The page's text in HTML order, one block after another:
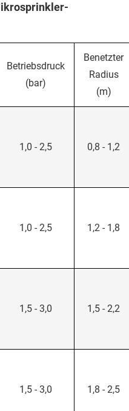
Betriebsdruck
(bar)
Benetzter
Radius
(m)
1,0 - 2,5 0,8 - 1,2
1,0 - 2,5 1,2 - 1,8
1,5 - 3,0 1,5 - 2,2
1,5 - 3,0 1,8 - 2,5